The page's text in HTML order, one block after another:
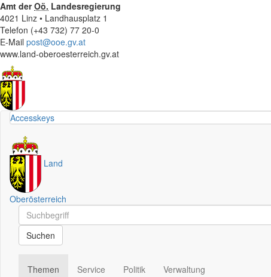
Amt derOö. Landesregierung
4021 Linz • Landhausplatz 1
Telefon (+43 732) 77 20-0
E-Mail post@ooe.gv.at
www.land-oberoesterreich.gv.at
Accesskeys
Land
Oberösterreich
Schnellsuche
Schnellsuche
Suchen
Themen
Service
Politik
Verwaltung